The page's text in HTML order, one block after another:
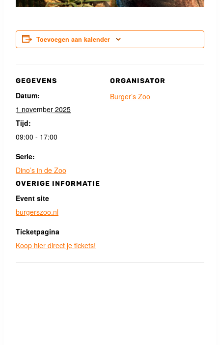
Toevoegen aan kalender
GEGEVENS
Datum:
1 november 2025
Tijd:
09:00 - 17:00
Serie:
Dino’s in de Zoo
ORGANISATOR
Burger’s Zoo
OVERIGE INFORMATIE
Event site
burgerszoo.nl
Ticketpagina
Koop hier direct je tickets!